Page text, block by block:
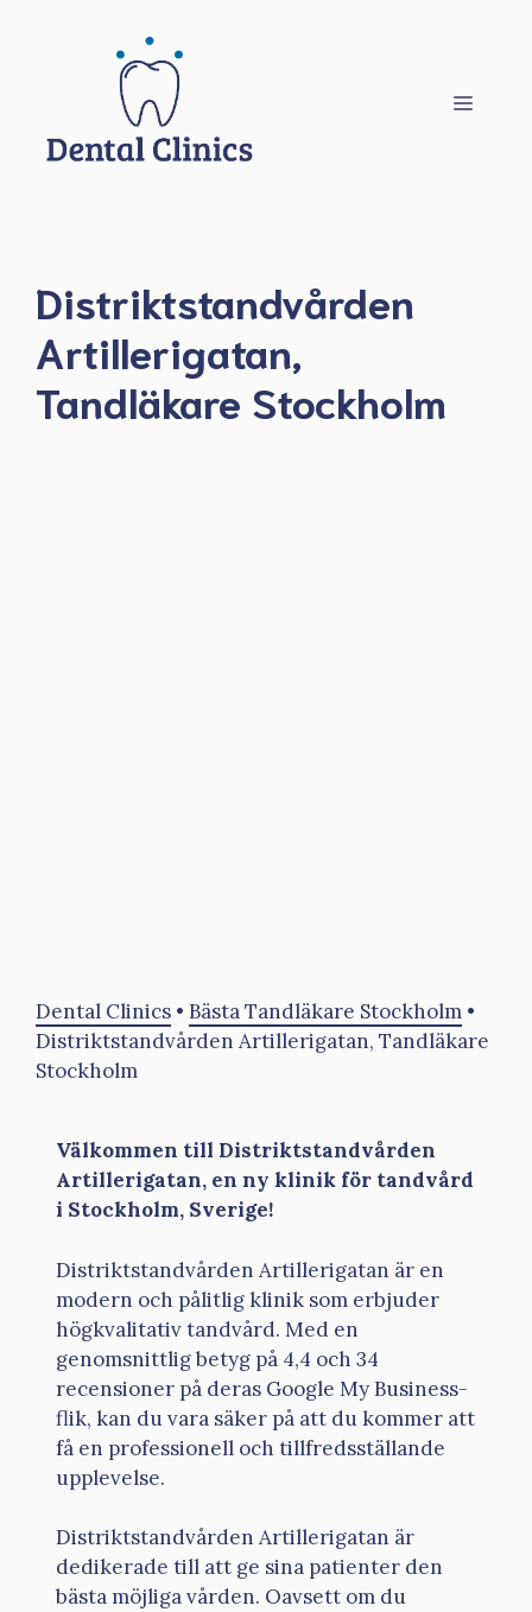
Meny
Distriktstandvården
Artillerigatan,
Tandläkare Stockholm
Dental Clinics • Bästa Tandläkare Stockholm •
Distriktstandvården Artillerigatan, Tandläkare
Stockholm
Välkommen till Distriktstandvården
Artillerigatan, en ny klinik för tandvård
i Stockholm, Sverige!
Distriktstandvården Artillerigatan är en
modern och pålitlig klinik som erbjuder
högkvalitativ tandvård. Med en
genomsnittlig betyg på 4,4 och 34
recensioner på deras Google My Business-
flik, kan du vara säker på att du kommer att
få en professionell och tillfredsställande
upplevelse.
Distriktstandvården Artillerigatan är
dedikerade till att ge sina patienter den
bästa möjliga vården. Oavsett om du